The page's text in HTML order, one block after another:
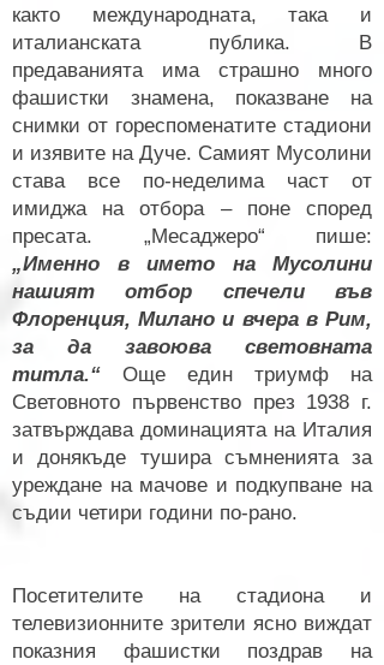
както международната, така и
италианската публика. В
предаванията има страшно много
фашистки знамена, показване на
снимки от гореспоменатите стадиони
и изявите на Дуче. Самият Мусолини
става все по-неделима част от
имиджа на отбора – поне според
пресата. „Месаджеро“ пише:
„Именно в името на Мусолини
нашият отбор спечели във
Флоренция, Милано и вчера в Рим,
за да завоюва световната
титла.“ Още един триумф на
Световното първенство през 1938 г.
затвърждава доминацията на Италия
и донякъде тушира съмненията за
уреждане на мачове и подкупване на
съдии четири години по-рано.
Посетителите на стадиона и
телевизионните зрители ясно виждат
показния фашистки поздрав на